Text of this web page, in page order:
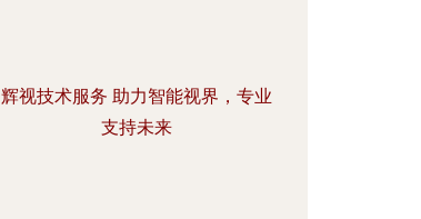
辉视技术服务 助力智能视界，专业
支持未来